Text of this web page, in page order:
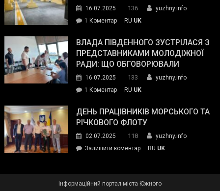
спільний
окупанти.
Маємо
діяти
команда
пожежу
у
16.07.2025 136
yuzhny.info
1 Коментардо
Південного
провів
інспекцію
укриття
RU UK
ВЛАДА ПІВДЕННОГО ЗУСТРІЛАСЯ З
ПРЕДСТАВНИКАМИ МОЛОДІЖНОЇ
РАДИ: ЩО ОБГОВОРЮВАЛИ
16.07.2025 133
yuzhny.info
1 Коментардо
Південного
зустрілася
представниками
молодіжної
обговорювали
RU UK
ДЕНЬ ПРАЦІВНИКІВ МОРСЬКОГО ТА
РІЧКОВОГО ФЛОТУ
02.07.2025 118
yuzhny.info
Залишити коментарon
RU UK
Інформаційний портал міста Южного